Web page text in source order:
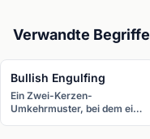
Verwandte Begriffe
Bullish Engulfing
Ein Zwei-Kerzen-
Umkehrmuster, bei dem eine